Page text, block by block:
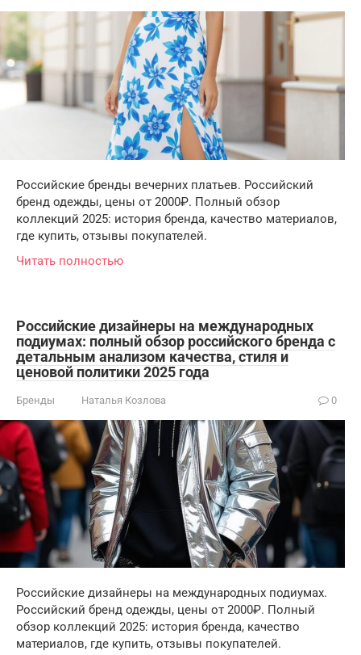
Российские бренды вечерних платьев. Российский
бренд одежды, цены от 2000₽. Полный обзор
коллекций 2025: история бренда, качество материалов,
где купить, отзывы покупателей.
Читать полностью
Российские дизайнеры на международных
подиумах: полный обзор российского бренда с
детальным анализом качества, стиля и
ценовой политики 2025 года
Бренды Наталья Козлова 0
Российские дизайнеры на международных подиумах.
Российский бренд одежды, цены от 2000₽. Полный
обзор коллекций 2025: история бренда, качество
материалов, где купить, отзывы покупателей.